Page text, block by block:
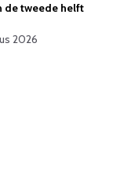
de tweede helft
2026